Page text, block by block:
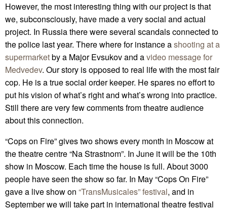
However, the most interesting thing with our project is that
we, subconsciously, have made a very social and actual
project. In Russia there were several scandals connected to
the police last year. There where for instance ashooting at a
supermarketby a Major Evsukov and avideo message for
Medvedev. Our story is opposed to real life with the most fair
cop. He is a true social order keeper. He spares no effort to
put his vision of what’s right and what’s wrong into practice.
Still there are very few comments from theatre audience
about this connection.
“Cops on Fire” gives two shows every month in Moscow at
the theatre centre “Na Strastnom”. In June it will be the 10th
show in Moscow. Each time the house is full. About 3000
people have seen the show so far. In May “Cops On Fire”
gave a live show on “TransMusicales” festival, and in
September we will take part in international theatre festival